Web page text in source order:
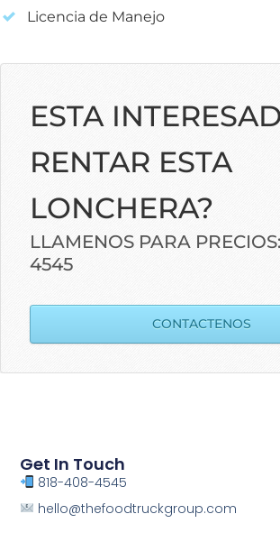
Licencia de Manejo
ESTA
RENTAR ESTA
LONCHERA?
LLAMENOS PARA
4545
CONTACTENOS
Get In Touch
818-408-4545
hello@thefoodtruckgroup.com